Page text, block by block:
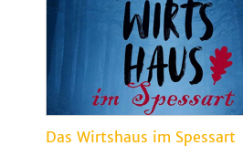
Das Wirtshaus im Spessart